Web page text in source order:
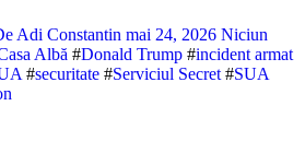
Adi Constantin mai 24, 2026 Niciun
Albă #Donald Trump #incident armat
#securitate #Serviciul Secret #SUA